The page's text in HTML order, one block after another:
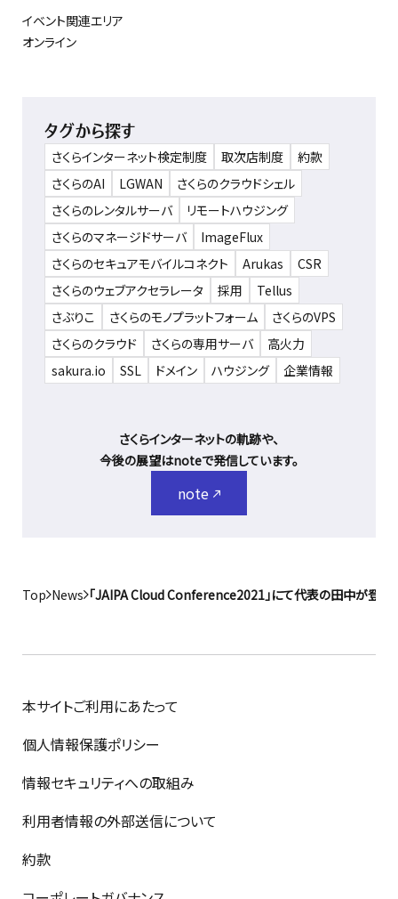
イベント関連エリア
オンライン
タグから探す
さくらインターネット検定制度 取次店制度
約款
さくらのAI
LGWAN
さくらのクラウドシェル
さくらのレンタルサーバ
リモートハウジング
さくらのマネージドサーバ
ImageFlux
さくらのセキュアモバイルコネクト
Arukas
CSR
さくらのウェブアクセラレータ
採用
Tellus
さぶりこ
さくらのモノプラットフォーム
さくらのVPS
さくらのクラウド
さくらの専用サーバ
高火力
sakura.io
SSL ドメイン ハウジング 企業情報
さくらインターネットの軌跡や、
今後の展望はnoteで発信しています。
note
Top News 「JAIPA Cloud Conference2021」にて代表の田中が登壇
本サイトご利用にあたって
個人情報保護ポリシー
情報セキュリティへの取組み
利用者情報の外部送信について
約款